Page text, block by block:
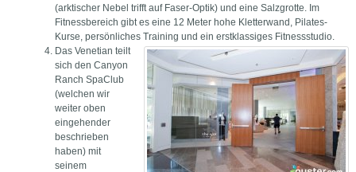
(arktischer Nebel trifft auf Faser-Optik) und eine Salzgrotte. Im
Fitnessbereich gibt es eine 12 Meter hohe Kletterwand, Pilates-
Kurse, persönliches Training und ein erstklassiges Fitnessstudio.
Das Venetian teilt
sich den Canyon
Ranch SpaClub
(welchen wir
weiter oben
eingehender
beschrieben
haben) mit
seinem